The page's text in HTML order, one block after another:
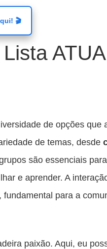
🎬
de opções que
de temas, desde
são essenciais
e aprender. A
para a
paixão. Aqui, eu